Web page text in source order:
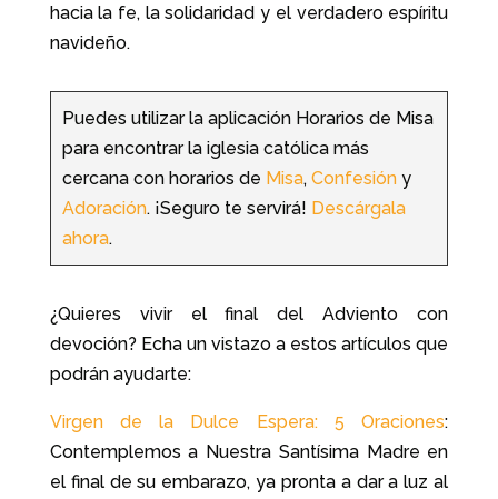
hacia la fe, la solidaridad y el verdadero espíritu
navideño.
Puedes utilizar la aplicación Horarios de Misa
para encontrar la iglesia católica más
cercana con horarios de Misa, Confesióny
Adoración. ¡Seguro te servirá! Descárgala
ahora.
¿Quieres vivir el final del Adviento con
devoción? Echa un vistazo a estos artículos que
podrán ayudarte:
Virgen de la Dulce Espera: 5 Oraciones:
Contemplemos a Nuestra Santísima Madre en
el final de su embarazo, ya pronta a dar a luz al